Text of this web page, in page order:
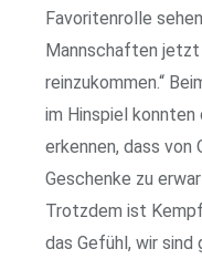
Favoritenrolle
Mannschaften
reinzukommen.“
im Hinspiel
erkennen, dass von
Geschenke zu
Trotzdem ist
das Gefühl, wir sind